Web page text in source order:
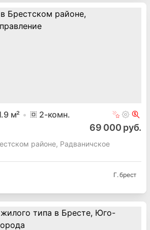
м² 2-комн.
69 000 руб.
районе, Радваничское
Г. брест